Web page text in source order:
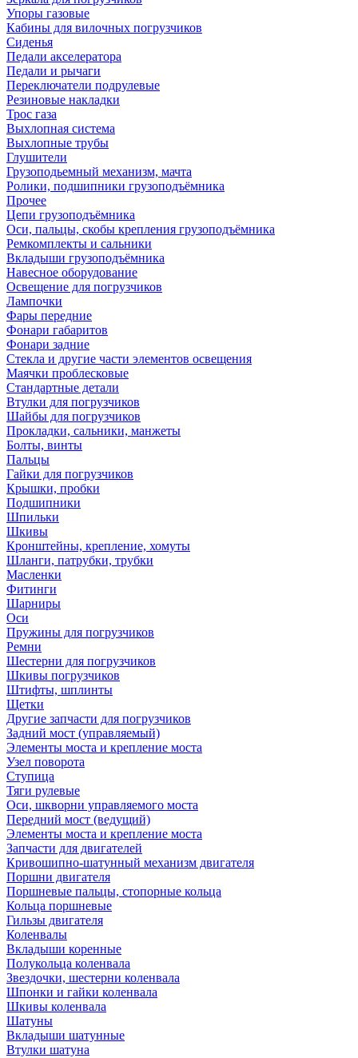
Упоры газовые
Кабины для вилочных погрузчиков
Сиденья
Педали акселератора
Педали и рычаги
Переключатели подрулевые
Резиновые накладки
Трос газа
Выхлопная система
Выхлопные трубы
Глушители
Грузоподьемный механизм, мачта
Ролики, подшипники грузоподъёмника
Прочее
Цепи грузоподъёмника
Оси, пальцы, скобы крепления грузоподъёмника
Ремкомплекты и сальники
Вкладыши грузоподъёмника
Навесное оборудование
Освещение для погрузчиков
Лампочки
Фары передние
Фонари габаритов
Фонари задние
Стекла и другие части элементов освещения
Маячки проблесковые
Стандартные детали
Втулки для погрузчиков
Шайбы для погрузчиков
Прокладки, сальники, манжеты
Болты, винты
Пальцы
Гайки для погрузчиков
Крышки, пробки
Подшипники
Шпильки
Шкивы
Кронштейны, крепление, хомуты
Шланги, патрубки, трубки
Масленки
Фитинги
Шарниры
Оси
Пружины для погрузчиков
Ремни
Шестерни для погрузчиков
Шкивы погрузчиков
Штифты, шплинты
Щетки
Другие запчасти для погрузчиков
Задний мост (управляемый)
Элементы моста и крепление моста
Узел поворота
Ступица
Тяги рулевые
Оси, шкворни управляемого моста
Передний мост (ведущий)
Элементы моста и крепление моста
Запчасти для двигателей
Кривошипно-шатунный механизм двигателя
Поршни двигателя
Поршневые пальцы, стопорные кольца
Кольца поршневые
Гильзы двигателя
Коленвалы
Вкладыши коренные
Полукольца коленвала
Звездочки, шестерни коленвала
Шпонки и гайки коленвала
Шкивы коленвала
Шатуны
Вкладыши шатунные
Втулки шатуна